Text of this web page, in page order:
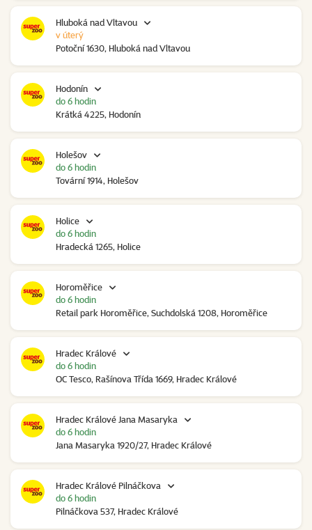
Hluboká nad Vltavou
Potoční 1630, Hluboká nad Vltavou
v úterý
Hodonín
Krátká 4225, Hodonín
do 6 hodin
Holešov
Tovární 1914, Holešov
do 6 hodin
Holice
Hradecká 1265, Holice
do 6 hodin
Horoměřice
Retail park Horoměřice, Suchdolská 1208, Horoměřice
do 6 hodin
Hradec Králové
OC Tesco, Rašínova Třída 1669, Hradec Králové
do 6 hodin
Hradec Králové Jana Masaryka
Jana Masaryka 1920/27, Hradec Králové
do 6 hodin
Hradec Králové Pilnáčkova
Pilnáčkova 537, Hradec Králové
do 6 hodin